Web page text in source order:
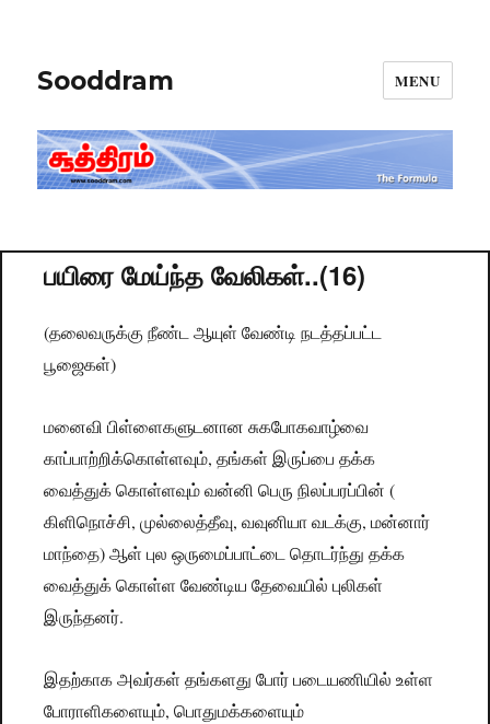
Sooddram MENU
பயிரை மேய்ந்த வேலிகள்..(16)
(தலைவருக்கு நீண்ட ஆயுள் வேண்டி நடத்தப்பட்ட
பூஜைகள்)
மனைவி பிள்ளைகளுடனான சுகபோகவாழ்வை
காப்பாற்றிக்கொள்ளவும்,தங்கள் இருப்பை தக்க
வைத்துக் கொள்ளவும் வன்னி பெரு நிலப்பரப்பின் (
கிளிநொச்சி,முல்லைத்தீவு,வவுனியா வடக்கு,மன்னார்
மாந்தை)ஆள் புல ஒருமைப்பாட்டை தொடர்ந்து தக்க
வைத்துக் கொள்ள வேண்டிய தேவையில் புலிகள்
இருந்தனர்.
இதற்காக அவர்கள் தங்களது போர் படையணியில் உள்ள
போராளிகளையும்,பொதுமக்களையும்